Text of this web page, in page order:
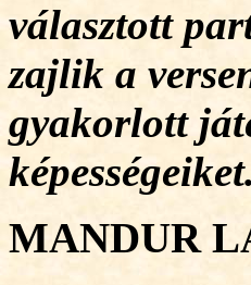
választott
zajlik a
gyakorlott
képességeiket.
MANDUR